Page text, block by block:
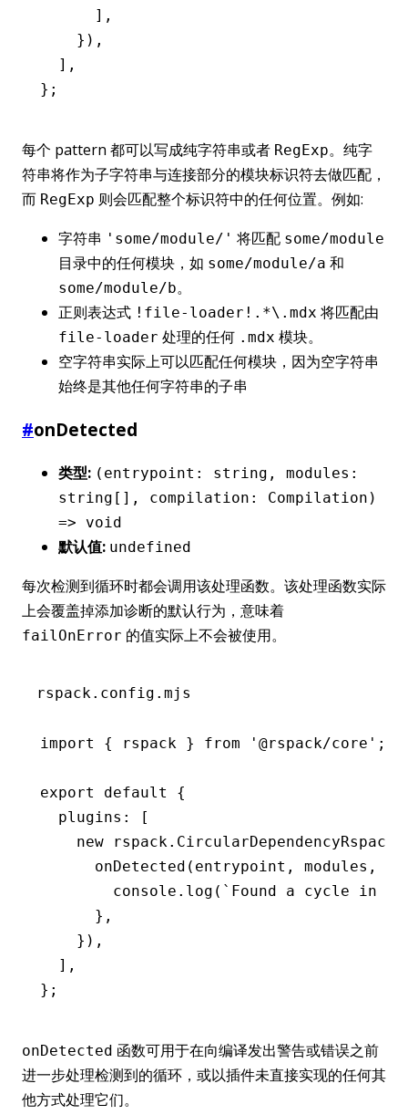
      ]
,
    })
,
  ]
,
};
每个 pattern 都可以写成纯字符串或者 RegExp。纯字
符串将作为子字符串与连接部分的模块标识符去做匹配，
而 RegExp 则会匹配整个标识符中的任何位置。例如:
字符串 'some/module/' 将匹配 some/module
目录中的任何模块，如 some/module/a 和
some/module/b。
正则表达式 !file-loader!.*\.mdx 将匹配由
file-loader 处理的任何 .mdx 模块。
空字符串实际上可以匹配任何模块，因为空字符串
始终是其他任何字符串的子串
#onDetected
类型: (entrypoint: string, modules:
string[], compilation: Compilation)
=> void
默认值: undefined
每次检测到循环时都会调用该处理函数。该处理函数实际
上会覆盖掉添加诊断的默认行为，意味着
failOnError 的值实际上不会被使用。
rspack.config.mjs
import { rspack } from '@rspack/core' ;
export default
{
  plugins
:
[
    new
rspack
      onDetected
(entrypoint , modules ,
        console
.log ( `Found a cycle in
      }
,
    })
,
  ]
,
};
onDetected 函数可用于在向编译发出警告或错误之前
进一步处理检测到的循环，或以插件未直接实现的任何其
他方式处理它们。